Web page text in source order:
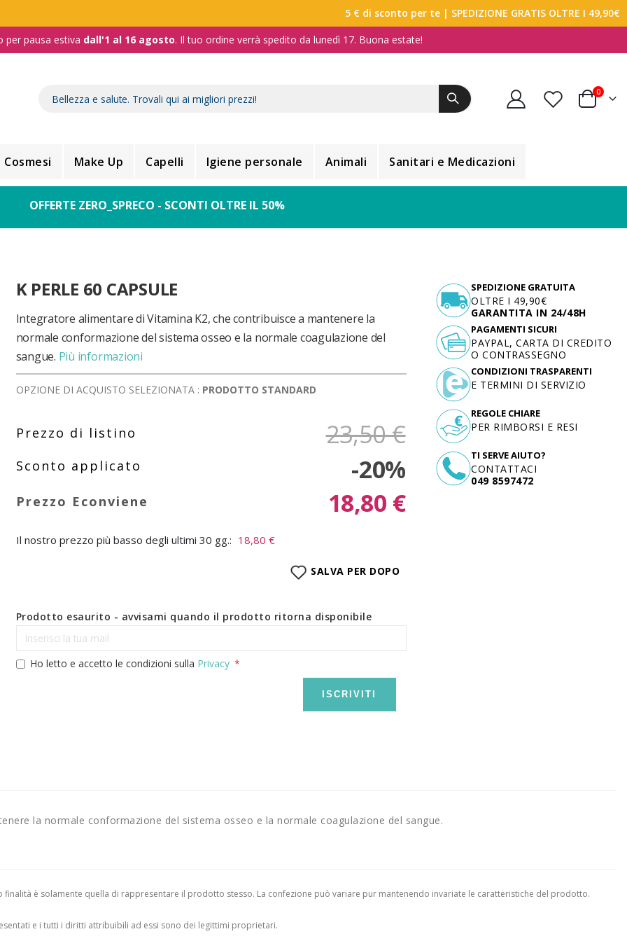
5 € di sconto per te | SPEDIZIONE GRATIS OLTRE I 49,90€
per pausa estiva dall'1 al 16 agosto. Il tuo ordine verrà spedito da lunedì 17. Buona estate!
Carrello
0
Cosmesi Make Up Capelli Igiene personale Animali Sanitari e Medicazioni
OFFERTE ZERO_SPRECO - SCONTI OLTRE IL 50%
K PERLE 60 CAPSULE
Integratore alimentare di Vitamina K2, che contribuisce a mantenere la
normale conformazione del sistema osseo e la normale coagulazione del
sangue. Più informazioni
OPZIONE DI ACQUISTO SELEZIONATA : PRODOTTO STANDARD
23,50 €
-20%
18,80 €
Il nostro prezzo più basso degli ultimi 30 gg.: 18,80 €
SALVA PER DOPO
Prodotto esaurito - avvisami quando il prodotto ritorna disponibile
Ho letto e accetto le condizioni sulla Privacy
ISCRIVITI
SPEDIZIONE GRATUITA
OLTRE I 49,90€
GARANTITA IN 24/48H
TI SERVE AIUTO?
CONTATTACI
049 8597472
PAGAMENTI SICURI
PAYPAL, CARTA DI CREDITO
O CONTRASSEGNO
CONDIZIONI TRASPARENTI
E TERMINI DI SERVIZIO
REGOLE CHIARE
PER RIMBORSI E RESI
la normale conformazione del sistema osseo e la normale coagulazione del sangue.
è solamente quella di rappresentare il prodotto stesso. La confezione può variare pur mantenendo invariate le caratteristiche del prodotto.
e i tutti i diritti attribuibili ad essi sono dei legittimi proprietari.